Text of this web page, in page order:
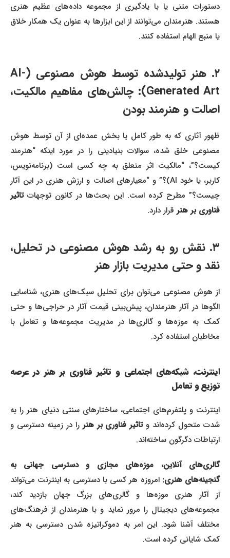
دستورات متنی یا با یادگیری از مجموعه داده‌های عظیم هنری
هستند. هنرمندان می‌توانند از این ابزارها به عنوان یک همکار خلاق
یا منبع الهام استفاده کنند.
۲. هنر تولیدشده توسط هوش مصنوعی (AI-
Generated Art): چالش‌های مفاهیم مالکیت،
اصالت و هنرمند بودن
ظهور آثاری که به طور کامل یا بخش عمده‌ای از آن توسط هوش
مصنوعی خلق شده، سوالات بنیادینی را در مورد اینکه “هنرمند
کیست؟”، “مالکیت اثر متعلق به چه کسی است (برنامه‌نویس،
کاربر، یا خود AI)؟” و “معیارهای اصالت و ارزش هنری در این آثار
چیست؟” مطرح کرده است. این بحث‌ها در کانون توجهاتتاثیر
فناوری بر هنرقرار دارد.
۳. نقش رو به رشد هوش مصنوعی در تحلیل،
نقد و حتی مدیریت بازار هنر
از هوش مصنوعی می‌توان برای تحلیل سبک‌های هنری، شناسایی
الگوها در آثار هنرمندان، پیش‌بینی قیمت آثار در حراجی‌ها و حتی
کمک به موزه‌ها و گالری‌ها در مدیریت مجموعه‌ها و تعامل با
مخاطبان استفاده کرد.
اینترنت، شبکه‌های اجتماعی و تاثیر فناوری بر هنر در عرصه
توزیع و تعامل
اینترنت و پلتفرم‌های اجتماعی، ساختارهای سنتی دنیای هنر را به
شدت متحول کرده‌اند وتاثیر فناوری بر هنررا در زمینه دسترسی و
ارتباطات دگرگون ساخته‌اند.
گالری‌های آنلاین، موزه‌های مجازی و دسترسی جهانی به
گنجینه‌های هنری:امروزه هر کسی با دسترسی به اینترنت می‌تواند
از آثار هنری موزه‌ها و گالری‌های بزرگ جهان بازدید کند،
مجموعه‌های دیجیتال را مرور نماید و با هنرمندان از فرهنگ‌های
مختلف آشنا شود. این امر به دموکراتیزه شدن دسترسی به هنر
کمک شایانی کرده است.